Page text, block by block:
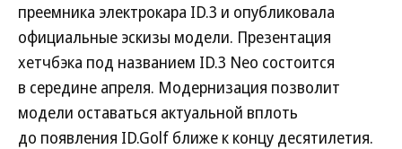
преемника электрокара ID.3 и опубликовала
официальные эскизы модели. Презентация
хетчбэка под названием ID.3 Neo состоится
в середине апреля. Модернизация позволит
модели оставаться актуальной вплоть
до появления ID.Golf ближе к концу десятилетия.